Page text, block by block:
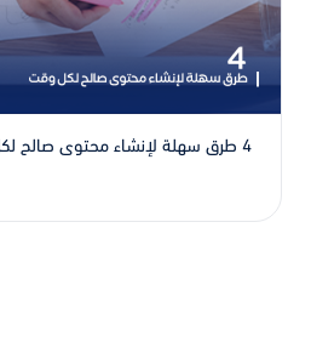
4 طرق سهلة لإنشاء محتوى صالح لكل وقت